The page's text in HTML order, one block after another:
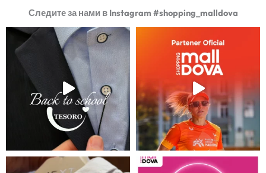
Следите за нами в Instagram #shopping_malldova